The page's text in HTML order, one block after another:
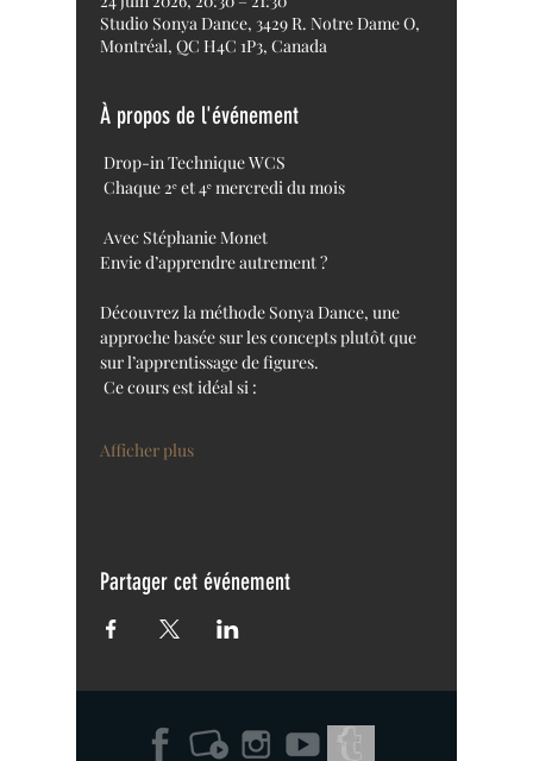
Studio Sonya Dance, 3429 R. Notre Dame O,
Montréal, QC H4C 1P3, Canada
À propos de l'événement
Drop-in Technique WCS
Chaque 2ᵉ et 4ᵉ mercredi du mois
Avec Stéphanie Monet
Envie d’apprendre autrement ?
Découvrez la méthode Sonya Dance, une
approche basée sur les concepts plutôt que
sur l’apprentissage de figures.
Ce cours est idéal si :
Afficher plus
Partager cet événement